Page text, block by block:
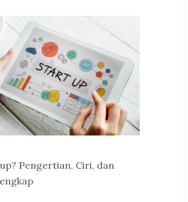
Pengertian, Ciri, dan